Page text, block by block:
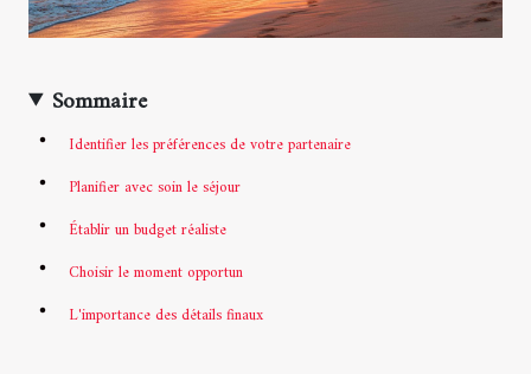
Sommaire
Identifier les préférences de votre partenaire
Planifier avec soin le séjour
Établir un budget réaliste
Choisir le moment opportun
L'importance des détails finaux